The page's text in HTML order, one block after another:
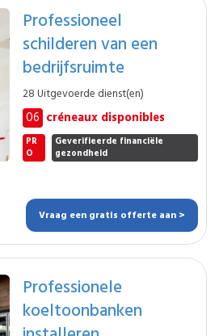
Professioneel
schilderen van een
bedrijfsruimte
28 Uitgevoerde dienst(en)
06 créneaux disponibles
PR
O
Geverifieerde financiële
gezondheid
Vraag een gratis offerte aan >
Professionele
koeltoonbanken